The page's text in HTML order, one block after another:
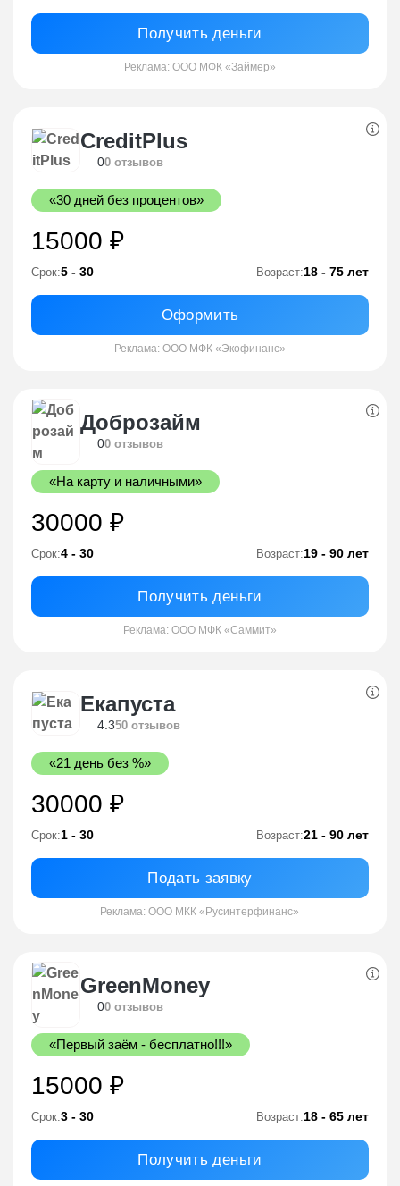
Получить деньги
Реклама: ООО МФК «Займер»
CreditPlus
00 отзывов
«30 дней без процентов»
15000 ₽
Срок:5 - 30 Возраст:18 - 75 лет
Оформить
Реклама: ООО МФК «Экофинанс»
Доброзайм
00 отзывов
«На карту и наличными»
30000 ₽
Срок:4 - 30 Возраст:19 - 90 лет
Получить деньги
Реклама: ООО МФК «Саммит»
Екапуста
4.350 отзывов
«21 день без %»
30000 ₽
Срок:1 - 30 Возраст:21 - 90 лет
Подать заявку
Реклама: ООО МКК «Русинтерфинанс»
GreenMoney
00 отзывов
«Первый заём - бесплатно!!!»
15000 ₽
Срок:3 - 30 Возраст:18 - 65 лет
Получить деньги